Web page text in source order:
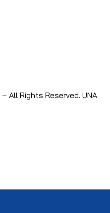
– All Rights Reserved. UNA